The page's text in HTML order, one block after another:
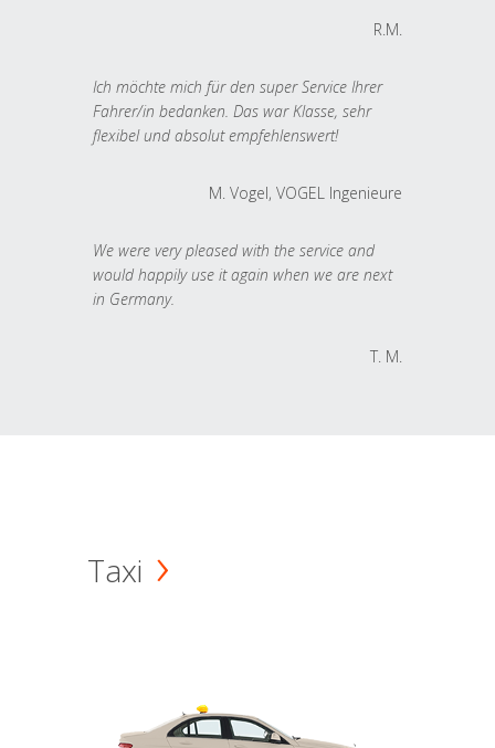
R.M.
Ich möchte mich für den super Service Ihrer
Fahrer/in bedanken. Das war Klasse, sehr
flexibel und absolut empfehlenswert!
M. Vogel, VOGEL Ingenieure
We were very pleased with the service and
would happily use it again when we are next
in Germany.
T. M.
Taxi